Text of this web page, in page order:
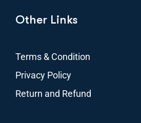
Other Links
Terms & Condition
Privacy Policy
Return and Refund